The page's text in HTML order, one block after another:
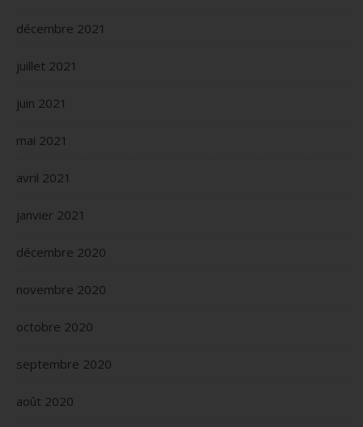
décembre 2021
juillet 2021
juin 2021
mai 2021
avril 2021
janvier 2021
décembre 2020
novembre 2020
octobre 2020
septembre 2020
août 2020